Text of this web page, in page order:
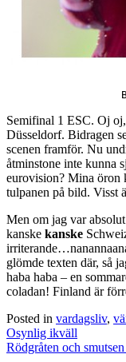
Semifinal 1 ESC. Oj
Düsseldorf. Bidragen
scenen framför. Nu
åtminstone inte kunna
eurovision? Mina öron
tulpanen på bild. Visst
Men om jag var
kanske kanske
glömde texten där, så
haba haba – en
coladan! Finland är
Posted in vardagsliv,
Post
navigation
Osynlig ikväll
Rödgråten och